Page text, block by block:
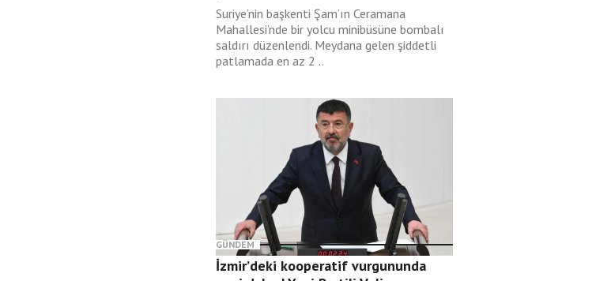
Suriye’nin başkenti Şam’ın Ceramana
Mahallesi’nde bir yolcu minibüsüne bombalı
saldırı düzenlendi. Meydana gelen şiddetli
patlamada en az 2 ..
GÜNDEM
İzmir’deki kooperatif vurgununda